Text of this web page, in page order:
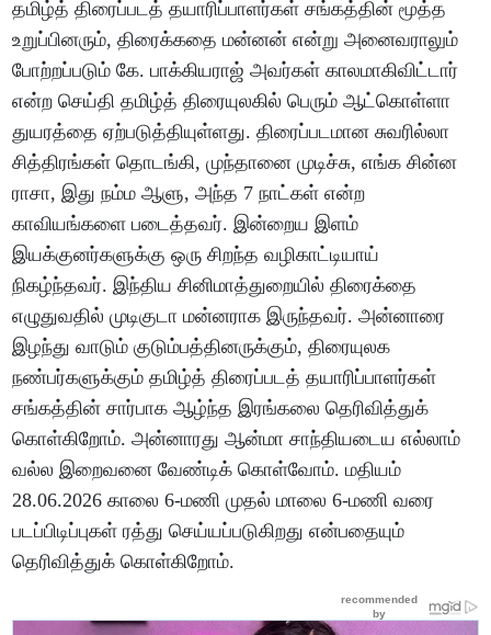
தமிழ்த் திரைப்படத் தயாரிப்பாளர்கள் சங்கத்தின் மூத்த
உறுப்பினரும், திரைக்கதை மன்னன் என்று அனைவராலும்
போற்றப்படும் கே. பாக்கியராஜ் அவர்கள் காலமாகிவிட்டார்
என்ற செய்தி தமிழ்த் திரையுலகில் பெரும் ஆட்கொள்ளா
துயரத்தை ஏற்படுத்தியுள்ளது. திரைப்படமான சுவரில்லா
சித்திரங்கள் தொடங்கி, முந்தானை முடிச்சு, எங்க சின்ன
ராசா, இது நம்ம ஆளு, அந்த 7 நாட்கள் என்ற
காவியங்களை படைத்தவர். இன்றைய இளம்
இயக்குனர்களுக்கு ஒரு சிறந்த வழிகாட்டியாய்
நிகழ்ந்தவர். இந்திய சினிமாத்துறையில் திரைக்தை
எழுதுவதில் முடிகுடா மன்னராக இருந்தவர். அன்னாரை
இழந்து வாடும் குடும்பத்தினருக்கும், திரையுலக
நண்பர்களுக்கும் தமிழ்த் திரைப்படத் தயாரிப்பாளர்கள்
சங்கத்தின் சார்பாக ஆழ்ந்த இரங்கலை தெரிவித்துக்
கொள்கிறோம். அன்னாரது ஆன்மா சாந்தியடைய எல்லாம்
வல்ல இறைவனை வேண்டிக் கொள்வோம். மதியம்
28.06.2026 காலை 6-மணி முதல் மாலை 6-மணி வரை
படப்பிடிப்புகள் ரத்து செய்யப்படுகிறது என்பதையும்
தெரிவித்துக் கொள்கிறோம்.